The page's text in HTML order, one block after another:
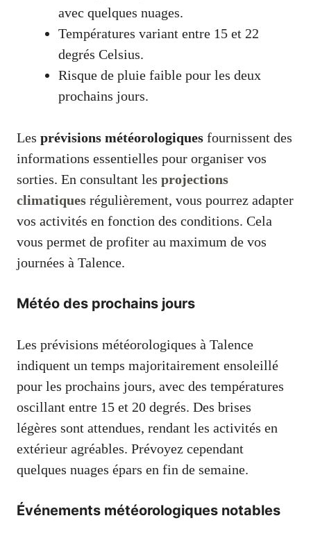
avec quelques nuages.
Températures variant entre 15 et 22
degrés Celsius.
Risque de pluie faible pour les deux
prochains jours.
Les prévisions météorologiques fournissent des
informations essentielles pour organiser vos
sorties. En consultant les projections
climatiques régulièrement, vous pourrez adapter
vos activités en fonction des conditions. Cela
vous permet de profiter au maximum de vos
journées à Talence.
Météo des prochains jours
Les prévisions météorologiques à Talence
indiquent un temps majoritairement ensoleillé
pour les prochains jours, avec des températures
oscillant entre 15 et 20 degrés. Des brises
légères sont attendues, rendant les activités en
extérieur agréables. Prévoyez cependant
quelques nuages épars en fin de semaine.
Événements météorologiques notables